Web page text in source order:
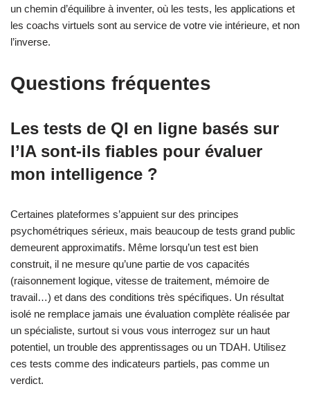
un chemin d’équilibre à inventer, où les tests, les applications et
les coachs virtuels sont au service de votre vie intérieure, et non
l’inverse.
Questions fréquentes
Les tests de QI en ligne basés sur
l’IA sont‑ils fiables pour évaluer
mon intelligence ?
Certaines plateformes s’appuient sur des principes
psychométriques sérieux, mais beaucoup de tests grand public
demeurent approximatifs. Même lorsqu’un test est bien
construit, il ne mesure qu’une partie de vos capacités
(raisonnement logique, vitesse de traitement, mémoire de
travail…) et dans des conditions très spécifiques. Un résultat
isolé ne remplace jamais une évaluation complète réalisée par
un spécialiste, surtout si vous vous interrogez sur un haut
potentiel, un trouble des apprentissages ou un TDAH. Utilisez
ces tests comme des indicateurs partiels, pas comme un
verdict.